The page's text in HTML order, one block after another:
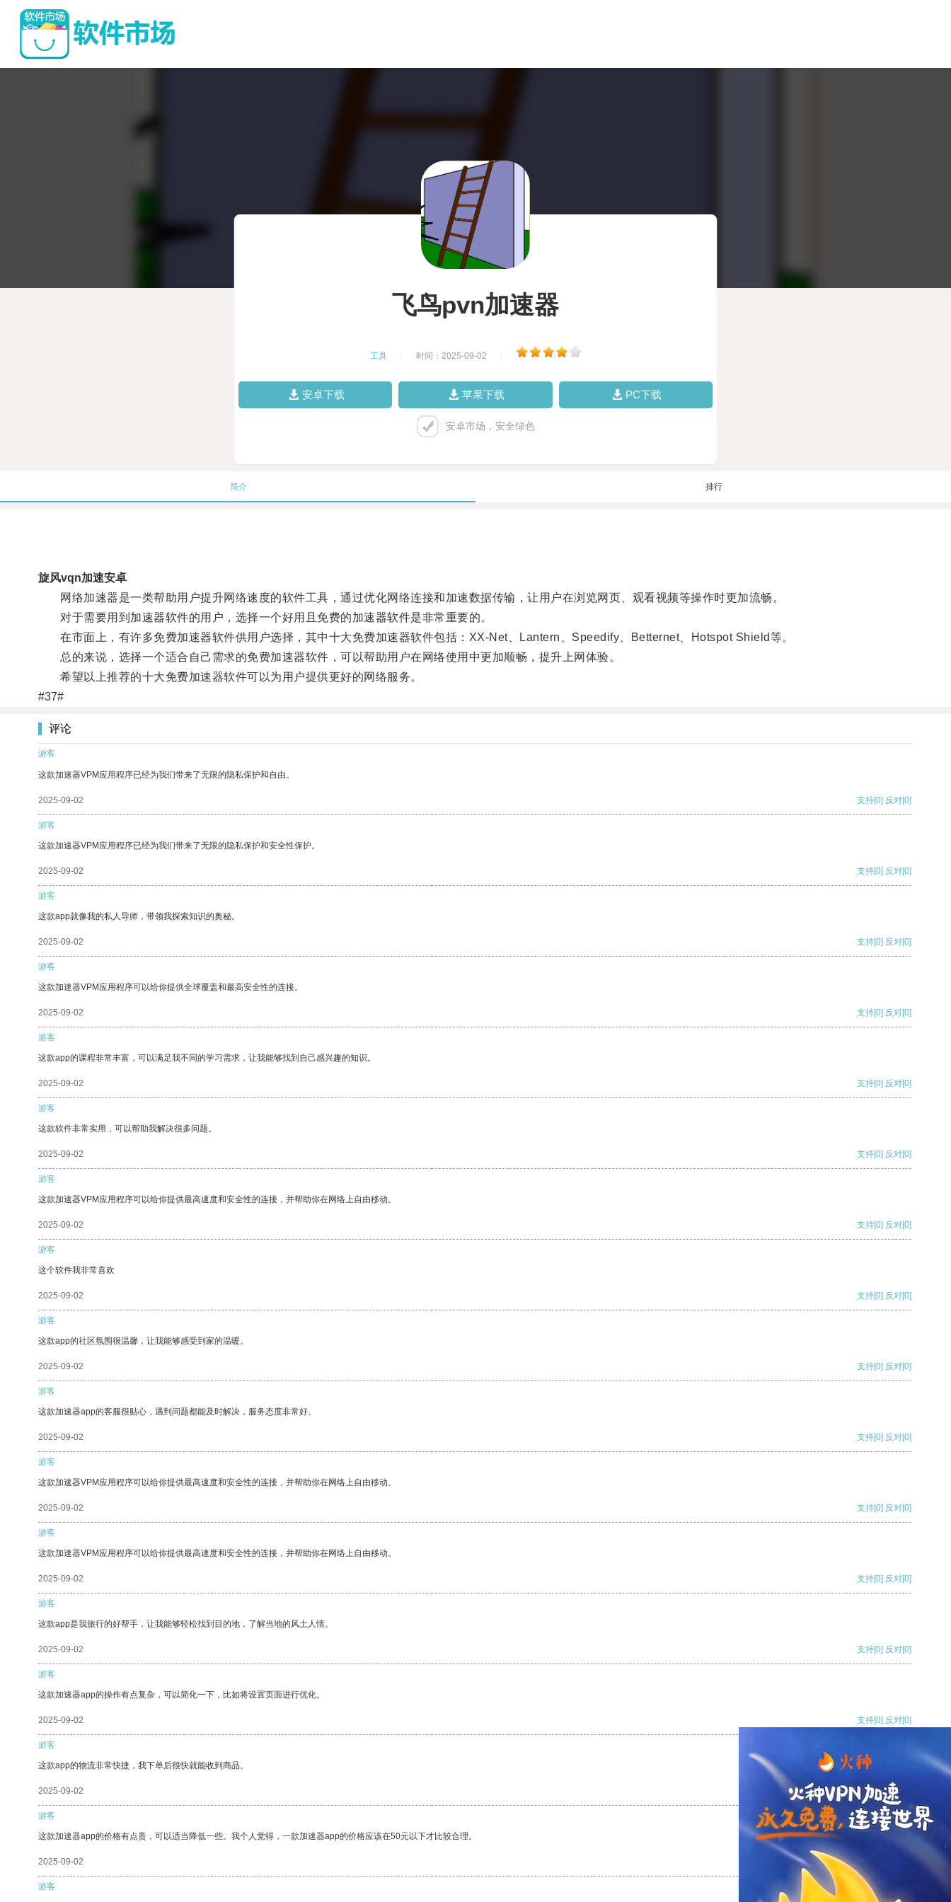
飞鸟pvn加速器
工具 时间：2025-09-02
安卓下载 苹果下载 PC下载
安卓市场，安全绿色
简介 排行
旋风vqn加速安卓
网络加速器是一类帮助用户提升网络速度的软件工具，通过优化网络连接和加速数据传输，让用户在浏览网页、观看视频等操作时更加流畅。
对于需要用到加速器软件的用户，选择一个好用且免费的加速器软件是非常重要的。
在市面上，有许多免费加速器软件供用户选择，其中十大免费加速器软件包括：XX-Net、Lantern、Speedify、Betternet、Hotspot Shield等。
总的来说，选择一个适合自己需求的免费加速器软件，可以帮助用户在网络使用中更加顺畅，提升上网体验。
希望以上推荐的十大免费加速器软件可以为用户提供更好的网络服务。
#37#
评论
游客
这款加速器VPM应用程序已经为我们带来了无限的隐私保护和自由。
2025-09-02 支持[0] 反对[0]
游客
这款加速器VPM应用程序已经为我们带来了无限的隐私保护和安全性保护。
2025-09-02 支持[0] 反对[0]
游客
这款app就像我的私人导师，带领我探索知识的奥秘。
2025-09-02 支持[0] 反对[0]
游客
这款加速器VPM应用程序可以给你提供全球覆盖和最高安全性的连接。
2025-09-02 支持[0] 反对[0]
游客
这款app的课程非常丰富，可以满足我不同的学习需求，让我能够找到自己感兴趣的知识。
2025-09-02 支持[0] 反对[0]
游客
这款软件非常实用，可以帮助我解决很多问题。
2025-09-02 支持[0] 反对[0]
游客
这款加速器VPM应用程序可以给你提供最高速度和安全性的连接，并帮助你在网络上自由移动。
2025-09-02 支持[0] 反对[0]
游客
这个软件我非常喜欢
2025-09-02 支持[0] 反对[0]
游客
这款app的社区氛围很温馨，让我能够感受到家的温暖。
2025-09-02 支持[0] 反对[0]
游客
这款加速器app的客服很贴心，遇到问题都能及时解决，服务态度非常好。
2025-09-02 支持[0] 反对[0]
游客
这款加速器VPM应用程序可以给你提供最高速度和安全性的连接，并帮助你在网络上自由移动。
2025-09-02 支持[0] 反对[0]
游客
这款加速器VPM应用程序可以给你提供最高速度和安全性的连接，并帮助你在网络上自由移动。
2025-09-02 支持[0] 反对[0]
游客
这款app是我旅行的好帮手，让我能够轻松找到目的地，了解当地的风土人情。
2025-09-02 支持[0] 反对[0]
游客
这款加速器app的操作有点复杂，可以简化一下，比如将设置页面进行优化。
2025-09-02 支持[0] 反对[0]
游客
这款app的物流非常快捷，我下单后很快就能收到商品。
2025-09-02 支持[0] 反对
游客
这款加速器app的价格有点贵，可以适当降低一些。我个人觉得，一款加速器app的价格应该在50元以下才比较合理。
2025-09-02 支持
游客